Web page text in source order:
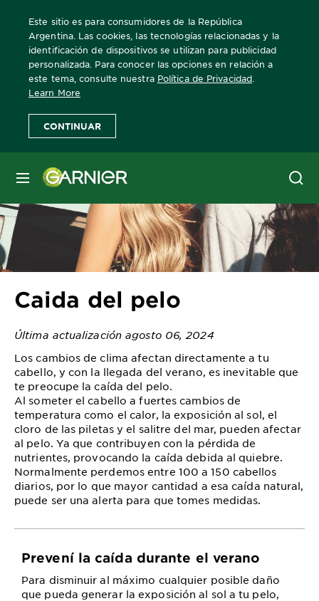
Este sitio es para consumidores de la República
Argentina. Las cookies, las tecnologías relacionadas y la
identificación de dispositivos se utilizan para publicidad
personalizada. Para conocer las opciones en relación a
este tema, consulte nuestra Política de Privacidad
Learn More
CONTINUAR
MENÚ
Home escuelagarnier cuidado-del-cabello Caida del pelo
Caida del pelo
Última actualización agosto 06, 2024
Los cambios de clima afectan directamente a tu
cabello, y con la llegada del verano, es inevitable que
te preocupe la caída del pelo.
Al someter el cabello a fuertes cambios de
temperatura como el calor, la exposición al sol, el
cloro de las piletas y el salitre del mar, pueden afectar
al pelo. Ya que contribuyen con la pérdida de
nutrientes, provocando la caída debida al quiebre.
Normalmente perdemos entre 100 a 150 cabellos
diarios, por lo que mayor cantidad a esa caída natural,
puede ser una alerta para que tomes medidas.
Prevení la caída durante el verano
Para disminuir al máximo cualquier posible daño
que pueda generar la exposición al sol a tu pelo,